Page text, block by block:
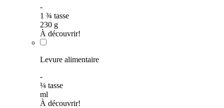
-
1 ¾ tasse
230 g
À découvrir!
Levure alimentaire
-
¼ tasse
ml
À découvrir!